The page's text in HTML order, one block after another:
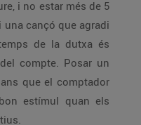
i no estar més de 5
cançó que agradi
de la dutxa és
compte. Posar un
que el comptador
estímul quan els